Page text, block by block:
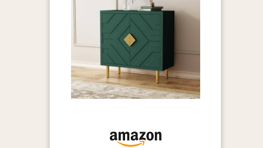
Structure robuste et durable Fabriquée en MDF
de haute qualité, cette commode est solide, stable
et conçue pour durer. Grâce à des matériaux
rigoureusement sélectionnés, le meuble offre une
excellente résistance au quotidien et un véritable
rapport qualité-prix. 4. Détails pensés pour votre
confort Les poignées rondes dorées sont
agréables et faciles à saisir au quotidien. Les 9
tiroirs sont équipés de glissières de haute qualité,
permettant une ouverture fluide. Les 6 pieds de
soutien ainsi que le dispositif antibasculement
inclus assurent une stabilité optimale et un usage
le montage simple, rapide et accessible, même
pour les débutants.